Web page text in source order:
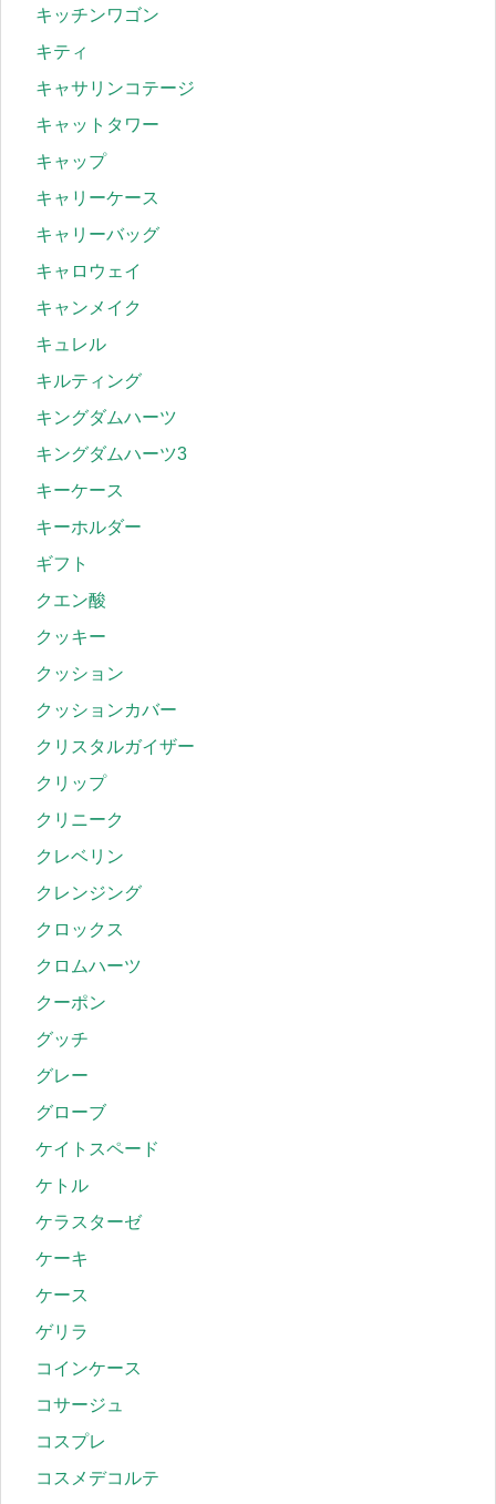
キッチンワゴン
キティ
キャサリンコテージ
キャットタワー
キャップ
キャリーケース
キャリーバッグ
キャロウェイ
キャンメイク
キュレル
キルティング
キングダムハーツ
キングダムハーツ3
キーケース
キーホルダー
ギフト
クエン酸
クッキー
クッション
クッションカバー
クリスタルガイザー
クリップ
クリニーク
クレベリン
クレンジング
クロックス
クロムハーツ
クーポン
グッチ
グレー
グローブ
ケイトスペード
ケトル
ケラスターゼ
ケーキ
ケース
ゲリラ
コインケース
コサージュ
コスプレ
コスメデコルテ